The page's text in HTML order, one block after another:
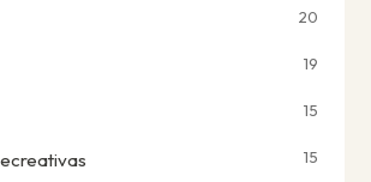
20
19
15
15